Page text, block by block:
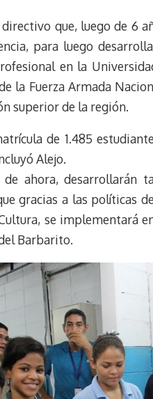
que, luego de 6
para luego
en la
la Fuerza Armada
superior de la región.
de 1.485
Alejo.
ahora, desarrollarán
gracias a las políticas
se implementará
Barbarito.